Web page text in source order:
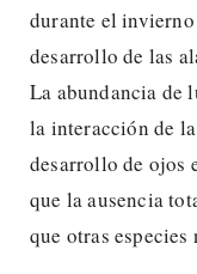
durante el invierno
desarrollo de las
La abundancia de
la interacción de
desarrollo de ojos
que la ausencia
que otras